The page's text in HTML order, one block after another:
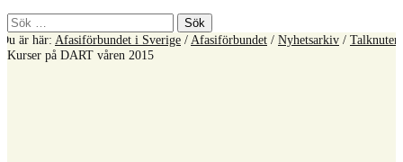
Sök
efter:
Du är här: Afasiförbundet i Sverige /Afasiförbundet / Nyhetsarkiv / Talknuten
Kurser på DART våren 2015